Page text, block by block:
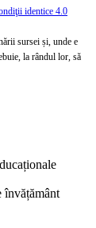
identice 4.0
sursei și, unde e
la rândul lor, să
învățământ